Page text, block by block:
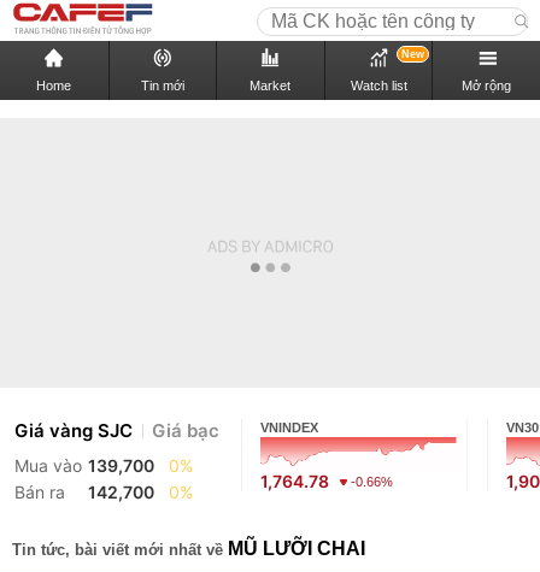
Home Tin mới Market Watch list
New
Mở rộng
Giá vàng SJC Giá bạc
Mua vào 139,700
0%
Bán ra
142,700 0%
VNINDEX
1,764.78 -0.66%
VN30
Tin tức, bài viết mới nhất về MŨ LƯỠI CHAI